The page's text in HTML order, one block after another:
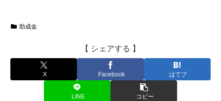
助成金
【 シェアする 】
X Facebook はてブ
LINE コピー